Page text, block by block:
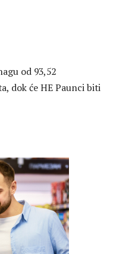
od 93,52
dok će HE Paunci biti